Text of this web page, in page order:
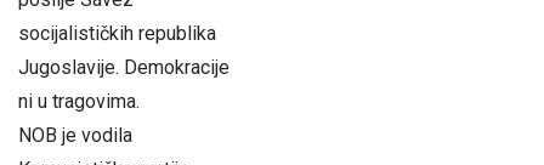
socijalističkih republika
Jugoslavije. Demokracije
ni u tragovima.
NOB je vodila